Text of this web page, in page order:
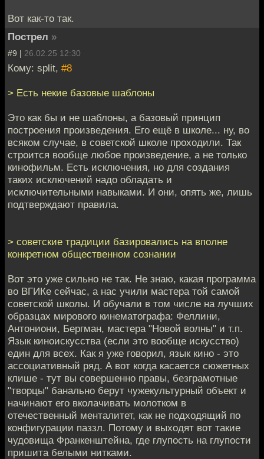
Вот как-то так.
Пострел »
#9 | 26.02.25 12:30
Кому: split, #8
> Есть некие базовые шаблоны
Это как бы и не шаблоны, а базовый принцип
построения произведения. Его ещё в школе... ну, во
всяком случае, в советской школе проходили. Так
строится вообще любое произведение, а не только
кинофильм. Есть исключения, но для создания
таких исключений надо обладать и
исключительными навыками. И они, опять же, лишь
подтверждают правила.
> советские традиции базировались на вполне
конкретном общественном сознании
Вот это уже сильно не так. Не знаю, какая программа
во ВГИКе сейчас, а нас учили мастера той самой
советской школы. И обучали в том числе на лучших
образцах мирового кинематографа: Феллини,
Антониони, Бергман, мастера "Новой волны" и т.п.
Язык киноискусства (если это вообще искусство)
един для всех. Как я уже говорил, язык кино - это
ассоциативный ряд. А вот когда касается сюжетных
клише - тут вы совершенно правы, безграмотные
"творцы" банально берут чужекультурный объект и
начинают его вколачивать молотком в
отечественный менталитет, как не подходящий по
конфигурации паззл. Потому и выходят вот такие
чудовища Франкенштейна, где глупость на глупости
пришита белыми нитками.